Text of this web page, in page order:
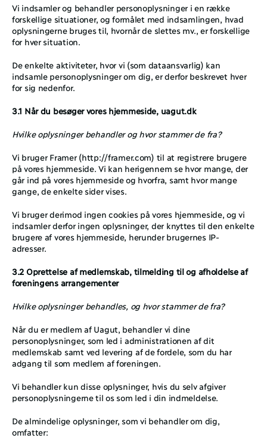
Vi indsamler og behandler personoplysninger i en række
forskellige situationer, og formålet med indsamlingen, hvad
oplysningerne bruges til, hvornår de slettes mv., er forskellige
for hver situation.
De enkelte aktiviteter, hvor vi (som dataansvarlig) kan
indsamle personoplysninger om dig, er derfor beskrevet hver
for sig nedenfor.
3.1 Når du besøger vores hjemmeside, uagut.dk
Hvilke oplysninger behandler og hvor stammer de fra?
Vi bruger Framer (http://framer.com) til at registrere brugere
på vores hjemmeside. Vi kan herigennem se hvor mange, der
går ind på vores hjemmeside og hvorfra, samt hvor mange
gange, de enkelte sider vises.
Vi bruger derimod ingen cookies på vores hjemmeside, og vi
indsamler derfor ingen oplysninger, der knyttes til den enkelte
brugere af vores hjemmeside, herunder brugernes IP-
adresser.
3.2 Oprettelse af medlemskab, tilmelding til og afholdelse af
foreningens arrangementer
Hvilke oplysninger behandles, og hvor stammer de fra?
Når du er medlem af Uagut, behandler vi dine
personoplysninger, som led i administrationen af dit
medlemskab samt ved levering af de fordele, som du har
adgang til som medlem af foreningen.
Vi behandler kun disse oplysninger, hvis du selv afgiver
personoplysningerne til os som led i din indmeldelse.
De almindelige oplysninger, som vi behandler om dig,
omfatter: